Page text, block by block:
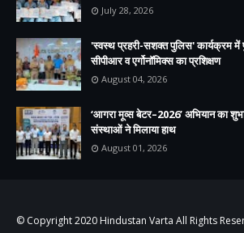
July 28, 2026
'स्वस्थ प्रहरी-सशक्त पुलिस' कार्यक्रम में
सीपीआर व एर्गोनॉमिक्स का प्रशिक्षण
August 04, 2026
‘आगरा मूव्स बेटर–2026’ अभियान का
संस्थाओं ने मिलाया हाथ
August 01, 2026
© Copyright 2020 Hindustan Varta All Rights